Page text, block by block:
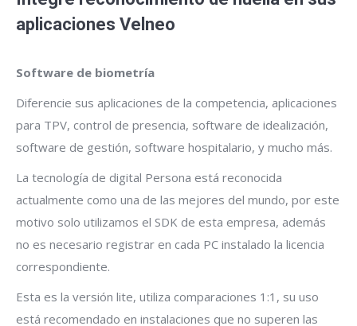
aplicaciones Velneo
Software de biometría
Diferencie sus aplicaciones de la competencia, aplicaciones
para TPV, control de presencia, software de idealización,
software de gestión, software hospitalario, y mucho más.
La tecnología de digital Persona está reconocida
actualmente como una de las mejores del mundo, por este
motivo solo utilizamos el SDK de esta empresa, además
no es necesario registrar en cada PC instalado la licencia
correspondiente.
Esta es la versión lite, utiliza comparaciones 1:1, su uso
está recomendado en instalaciones que no superen las